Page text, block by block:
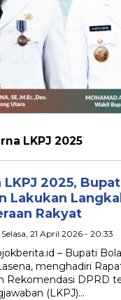
LKPJ 2025
LKPJ 2025,
Lakukan
Rakyat
Selasa, 21 April 2026 - 20:33
– Bupati
menghadiri
Rekomendasi DPRD
(LKPJ)…